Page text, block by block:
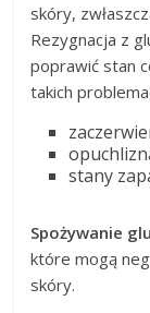
skóry,
Rezygnacja z
poprawić stan
takich
stany
Spożywanie
które mogą
skóry.